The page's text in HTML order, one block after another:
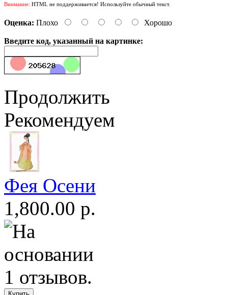
Внимание: HTML не поддерживается! Используйте обычный текст.
Оценка: Плохо Хорошо
Введите код, указанный на картинке:
Продолжить
Рекомендуем
Фея Осени
1,800.00 р.